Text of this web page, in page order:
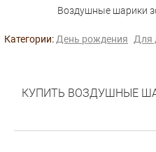
Воздушные шарики
Категории: День рождения Для
КУПИТЬ ВОЗДУШНЫЕ